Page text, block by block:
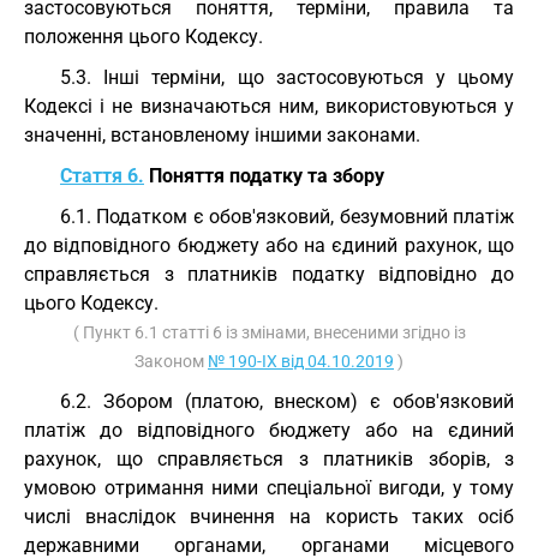
застосовуються поняття, терміни, правила та
положення цього Кодексу.
5.3. Інші терміни, що застосовуються у цьому
Кодексі і не визначаються ним, використовуються у
значенні, встановленому іншими законами.
Стаття 6. Поняття податку та збору
6.1. Податком є обов'язковий, безумовний платіж
до відповідного бюджету або на єдиний рахунок, що
справляється з платників податку відповідно до
цього Кодексу.
( Пункт 6.1 статті 6 із змінами, внесеними згідно із
Законом № 190-IX від 04.10.2019 )
6.2. Збором (платою, внеском) є обов'язковий
платіж до відповідного бюджету або на єдиний
рахунок, що справляється з платників зборів, з
умовою отримання ними спеціальної вигоди, у тому
числі внаслідок вчинення на користь таких осіб
державними органами, органами місцевого